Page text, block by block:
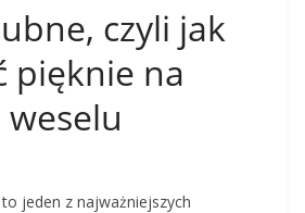
czyli jak
pięknie na
weselu
jeden z najważniejszych